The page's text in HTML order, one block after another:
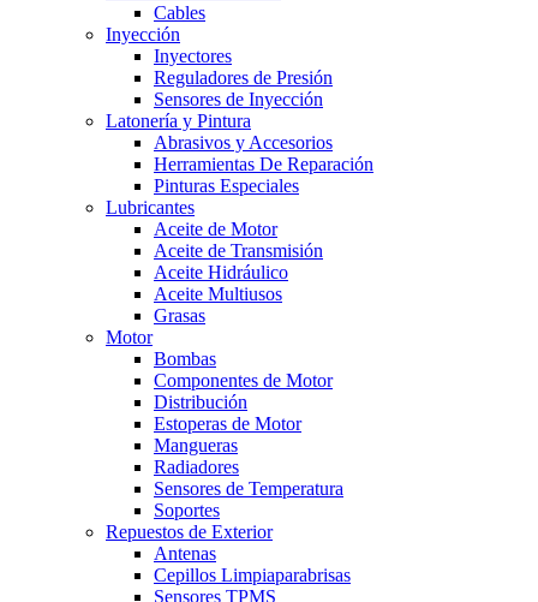
Cables
Inyección
Inyectores
Reguladores de Presión
Sensores de Inyección
Latonería y Pintura
Abrasivos y Accesorios
Herramientas De Reparación
Pinturas Especiales
Lubricantes
Aceite de Motor
Aceite de Transmisión
Aceite Hidráulico
Aceite Multiusos
Grasas
Motor
Bombas
Componentes de Motor
Distribución
Estoperas de Motor
Mangueras
Radiadores
Sensores de Temperatura
Soportes
Repuestos de Exterior
Antenas
Cepillos Limpiaparabrisas
Sensores TPMS